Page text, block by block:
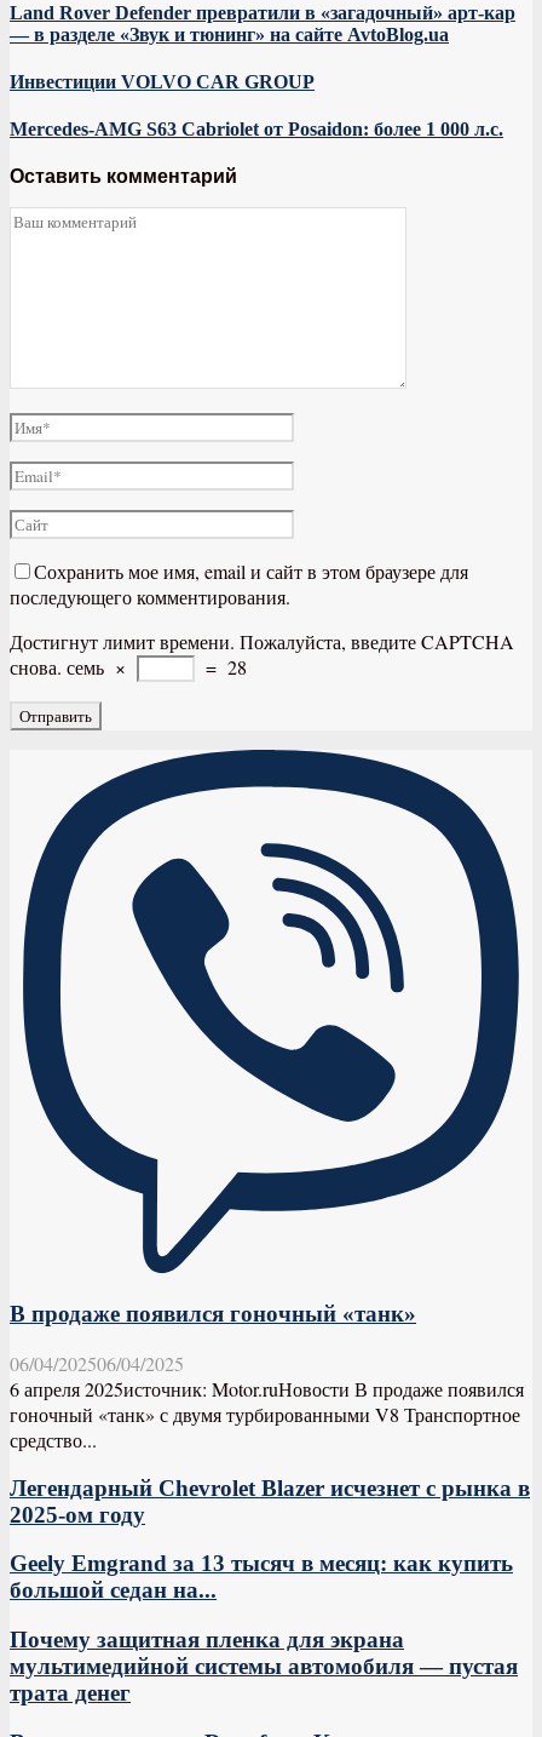
Land Rover Defender превратили в «загадочный» арт-кар
— в разделе «Звук и тюнинг» на сайте AvtoBlog.ua
Инвестиции VOLVO CAR GROUP
Mercedes-AMG S63 Cabriolet от Posaidon: более 1 000 л.с.
Оставить комментарий
Сохранить мое имя, email и сайт в этом браузере для
последующего комментирования.
Достигнут лимит времени. Пожалуйста, введите CAPTCHA
снова. семь × = 28
В продаже появился гоночный «танк»
06/04/202506/04/2025
6 апреля 2025источник: Motor.ruНовости В продаже появился
гоночный «танк» с двумя турбированными V8 Транспортное
средство...
Легендарный Chevrolet Blazer исчезнет с рынка в
2025-ом году
Geely Emgrand за 13 тысяч в месяц: как купить
большой седан на...
Почему защитная пленка для экрана
мультимедийной системы автомобиля — пустая
трата денег